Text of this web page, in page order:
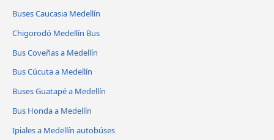
Buses Caucasia Medellín
Chigorodó Medellín Bus
Bus Coveñas a Medellín
Bus Cúcuta a Medellín
Buses Guatapé a Medellín
Bus Honda a Medellín
Ipiales a Medellín autobúses